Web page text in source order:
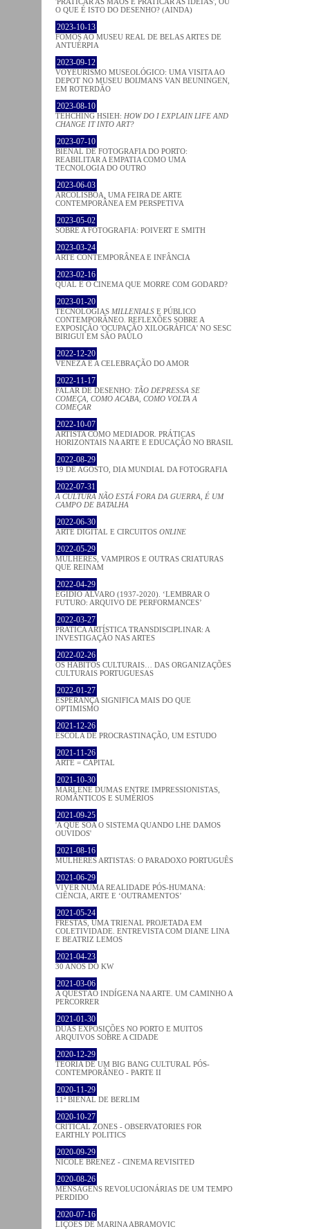
O QUE É ISTO DO DESENHO? (AINDA)
2023-10-13
FOMOS AO MUSEU REAL DE BELAS ARTES DE
ANTUÉRPIA
2023-09-12
VOYEURISMO MUSEOLÓGICO: UMA VISITA AO
DEPOT NO MUSEU BOIJMANS VAN BEUNINGEN,
EM ROTERDÃO
2023-08-10
TEHCHING HSIEH: HOW DO I EXPLAIN LIFE AND
CHANGE IT INTO ART?
2023-07-10
BIENAL DE FOTOGRAFIA DO PORTO:
REABILITAR A EMPATIA COMO UMA
TECNOLOGIA DO OUTRO
2023-06-03
ARCOLISBOA, UMA FEIRA DE ARTE
CONTEMPORÂNEA EM PERSPETIVA
2023-05-02
SOBRE A FOTOGRAFIA: POIVERT E SMITH
2023-03-24
ARTE CONTEMPORÂNEA E INFÂNCIA
2023-02-16
QUAL É O CINEMA QUE MORRE COM GODARD?
2023-01-20
TECNOLOGIAS MILLENIALS E PÚBLICO
CONTEMPORÂNEO. REFLEXÕES SOBRE A
EXPOSIÇÃO 'OCUPAÇÃO XILOGRÁFICA' NO SESC
BIRIGUI EM SÃO PAULO
2022-12-20
VENEZA E A CELEBRAÇÃO DO AMOR
2022-11-17
FALAR DE DESENHO: TÃO DEPRESSA SE
COMEÇA, COMO ACABA, COMO VOLTA A
COMEÇAR
2022-10-07
ARTISTA COMO MEDIADOR. PRÁTICAS
HORIZONTAIS NA ARTE E EDUCAÇÃO NO BRASIL
2022-08-29
19 DE AGOSTO, DIA MUNDIAL DA FOTOGRAFIA
2022-07-31
A CULTURA NÃO ESTÁ FORA DA GUERRA, É UM
CAMPO DE BATALHA
2022-06-30
ARTE DIGITAL E CIRCUITOS ONLINE
2022-05-29
MULHERES, VAMPIROS E OUTRAS CRIATURAS
QUE REINAM
2022-04-29
EGÍDIO ÁLVARO (1937-2020). ‘LEMBRAR O
FUTURO: ARQUIVO DE PERFORMANCES’
2022-03-27
PRATICA ARTÍSTICA TRANSDISCIPLINAR: A
INVESTIGAÇÃO NAS ARTES
2022-02-26
OS HÁBITOS CULTURAIS… DAS ORGANIZAÇÕES
CULTURAIS PORTUGUESAS
2022-01-27
ESPERANÇA SIGNIFICA MAIS DO QUE
OPTIMISMO
2021-12-26
ESCOLA DE PROCRASTINAÇÃO, UM ESTUDO
2021-11-26
ARTE = CAPITAL
2021-10-30
MARLENE DUMAS ENTRE IMPRESSIONISTAS,
ROMÂNTICOS E SUMÉRIOS
2021-09-25
'A QUE SOA O SISTEMA QUANDO LHE DAMOS
OUVIDOS'
2021-08-16
MULHERES ARTISTAS: O PARADOXO PORTUGUÊS
2021-06-29
VIVER NUMA REALIDADE PÓS-HUMANA:
CIÊNCIA, ARTE E ‘OUTRAMENTOS’
2021-05-24
FRESTAS, UMA TRIENAL PROJETADA EM
COLETIVIDADE. ENTREVISTA COM DIANE LINA
E BEATRIZ LEMOS
2021-04-23
30 ANOS DO KW
2021-03-06
A QUESTÃO INDÍGENA NA ARTE. UM CAMINHO A
PERCORRER
2021-01-30
DUAS EXPOSIÇÕES NO PORTO E MUITOS
ARQUIVOS SOBRE A CIDADE
2020-12-29
TEORIA DE UM BIG BANG CULTURAL PÓS-
CONTEMPORÂNEO - PARTE II
2020-11-29
11ª BIENAL DE BERLIM
2020-10-27
CRITICAL ZONES - OBSERVATORIES FOR
EARTHLY POLITICS
2020-09-29
NICOLE BRENEZ - CINEMA REVISITED
2020-08-26
MENSAGENS REVOLUCIONÁRIAS DE UM TEMPO
PERDIDO
2020-07-16
LIÇÕES DE MARINA ABRAMOVIC